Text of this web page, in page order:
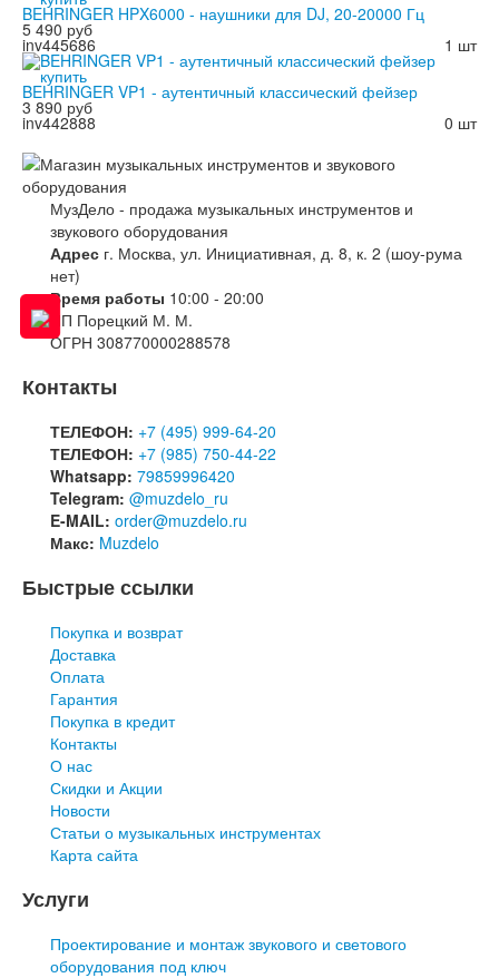
BEHRINGER HPX6000 - наушники для DJ, 20-20000 Гц
5 490 руб
1 шт
inv445686
BEHRINGER VP1 - аутентичный классический фейзер
3 890 руб
0 шт
inv442888
МузДело - продажа музыкальных инструментов и
звукового оборудования
Адрес г. Москва, ул. Инициативная, д. 8, к. 2 (шоу-рума
нет)
Время работы 10:00 - 20:00
ИП Порецкий М. М.
ОГРН 308770000288578
Контакты
ТЕЛЕФОН: +7 (495) 999-64-20
ТЕЛЕФОН: +7 (985) 750-44-22
Whatsapp: 79859996420
Telegram: @muzdelo_ru
E-MAIL: order@muzdelo.ru
Макс: Muzdelo
Быстрые ссылки
Покупка и возврат
Доставка
Оплата
Гарантия
Покупка в кредит
Контакты
О нас
Скидки и Акции
Новости
Статьи о музыкальных инструментах
Карта сайта
Услуги
Проектирование и монтаж звукового и светового
оборудования под ключ